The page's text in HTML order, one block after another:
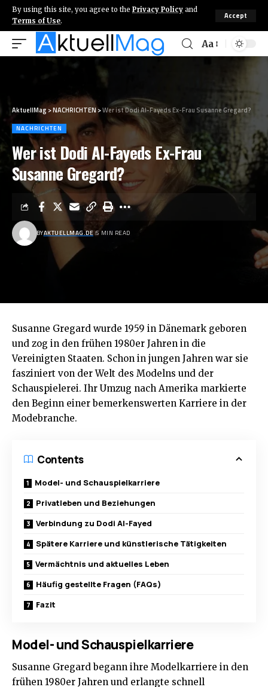
By using this site, you agree to the Privacy Policy and
Terms of Use.
Accept
Aa
AktuellMag >NACHRICHTEN>Wer ist Dodi Al-Fayeds Ex-Frau Susanne Gregard?
NACHRICHTEN
Wer ist Dodi Al-Fayeds Ex-Frau
Susanne Gregard?
BYAKTUELLMAG.DE 5 MIN READ
Susanne Gregard wurde 1959 in Dänemark geboren
und zog in den frühen 1980er Jahren in die
Vereinigten Staaten. Schon in jungen Jahren war sie
fasziniert von der Welt des Modelns und der
Schauspielerei. Ihr Umzug nach Amerika markierte
den Beginn einer bemerkenswerten Karriere in der
Modebranche.
Contents
Model- und Schauspielkarriere
Privatleben und Beziehungen
Verbindung zu Dodi Al-Fayed
Spätere Karriere und künstlerische Tätigkeiten
Vermächtnis und aktuelles Leben
Häufig gestellte Fragen (FAQs)
Fazit
Model- und Schauspielkarriere
Susanne Gregard begann ihre Modelkarriere in den
frühen 1980er Jahren und erlangte schnell